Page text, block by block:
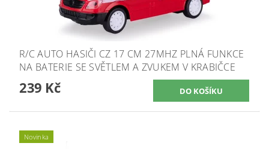
R/C AUTO HASIČI CZ 17 CM 27MHZ PLNÁ FUNKCE
NA BATERIE SE SVĚTLEM A ZVUKEM V KRABIČCE
239 Kč
Novinka